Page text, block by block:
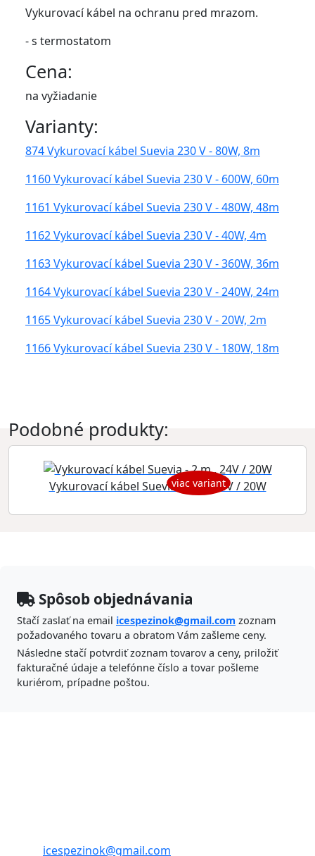
Vykurovací kábel na ochranu pred mrazom.
- s termostatom
Cena:
na vyžiadanie
Varianty:
874 Vykurovací kábel Suevia 230 V - 80W, 8m
1160 Vykurovací kábel Suevia 230 V - 600W, 60m
1161 Vykurovací kábel Suevia 230 V - 480W, 48m
1162 Vykurovací kábel Suevia 230 V - 40W, 4m
1163 Vykurovací kábel Suevia 230 V - 360W, 36m
1164 Vykurovací kábel Suevia 230 V - 240W, 24m
1165 Vykurovací kábel Suevia 230 V - 20W, 2m
1166 Vykurovací kábel Suevia 230 V - 180W, 18m
Podobné produkty:
viac variant
Vykurovací kábel Suevia - 2 m , 24V / 20W
Spôsob objednávania
Stačí zaslať na email icespezinok@gmail.com zoznam
požadovaného tovaru a obratom Vám zašleme ceny.
Následne stačí potvrdiť zoznam tovarov a ceny, priložiť
fakturačné údaje a telefónne číslo a tovar pošleme
kuriérom, prípadne poštou.
icespezinok@gmail.com